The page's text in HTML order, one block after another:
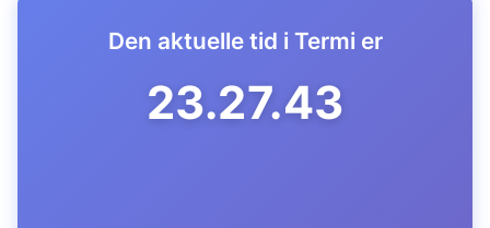
Den aktuelle tid i Termi er
23.27.44